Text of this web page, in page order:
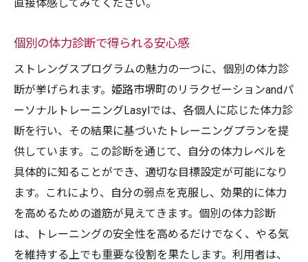
直接体感してみてください。
個別の体力診断で得られる安心感
ストレングスプログラムの魅力の一つに、個別の体力診
断が挙げられます。姫路市堺町のリラクゼーションandパ
ーソナルトレーニングLasylでは、各個人に応じた体力診
断を行い、その結果に基づいたトレーニングプランを提
供しています。この診断を通じて、自分の体力レベルを
具体的に知ることができ、適切な目標設定が可能になり
ます。これにより、自分の弱点を克服し、効果的に体力
を高めるための道筋が見えてきます。個別の体力診断
は、トレーニングの安全性を高めるだけでなく、やる気
を維持する上でも重要な役割を果たします。利用者は、